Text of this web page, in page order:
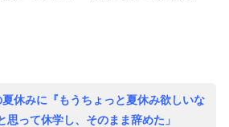
休みに『もうちょっと夏休み欲しいな
思って休学し、そのまま辞めた」